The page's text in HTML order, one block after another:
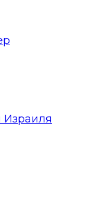
Израиля